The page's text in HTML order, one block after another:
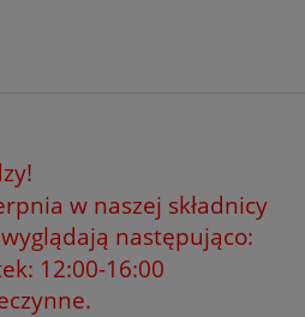
w naszej składnicy
wyglądają następująco:
12:00-16:00